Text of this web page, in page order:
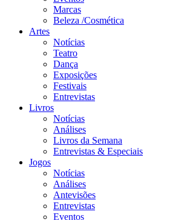
Marcas
Beleza /Cosmética
Artes
Notícias
Teatro
Dança
Exposições
Festivais
Entrevistas
Livros
Notícias
Análises
Livros da Semana
Entrevistas & Especiais
Jogos
Notícias
Análises
Antevisões
Entrevistas
Eventos